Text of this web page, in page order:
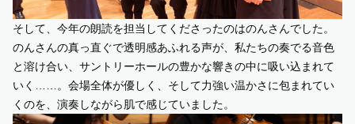
そして、今年の朗読を担当してくださったのはのんさんでした。
のんさんの真っ直ぐで透明感あふれる声が、私たちの奏でる音色
と溶け合い、サントリーホールの豊かな響きの中に吸い込まれて
いく……。会場全体が優しく、そして力強い温かさに包まれてい
くのを、演奏しながら肌で感じていました。